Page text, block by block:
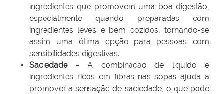
ingredientes que promovem uma boa digestão,
especialmente quando preparadas com
ingredientes leves e bem cozidos, tornando-se
assim uma ótima opção para pessoas com
sensibilidades digestivas.
Saciedade -A combinação de líquido e
ingredientes ricos em fibras nas sopas ajuda a
promover a sensação de saciedade, o que pode